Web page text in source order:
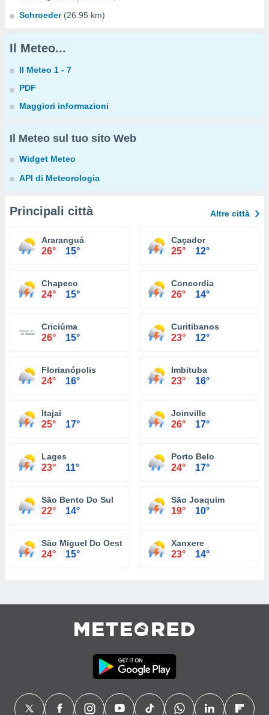
Schroeder (26.95 km)
Il Meteo...
Il Meteo 1 - 7
PDF
Maggiori informazioni
Il Meteo sul tuo sito Web
Widget Meteo
API di Meteorologia
Principali città Altre città
Araranguá
26° 15°
Caçador
25° 12°
Chapeco
24° 15°
Concordia
26° 14°
Criciúma
26° 15°
Curitibanos
23° 12°
Florianópolis
24° 16°
Imbituba
23° 16°
Itajai
25° 17°
Joinville
26° 17°
Lages
23° 11°
Porto Belo
24° 17°
São Bento Do Sul
22° 14°
São Joaquim
19° 10°
São Miguel Do Oeste
24° 15°
Xanxere
23° 14°